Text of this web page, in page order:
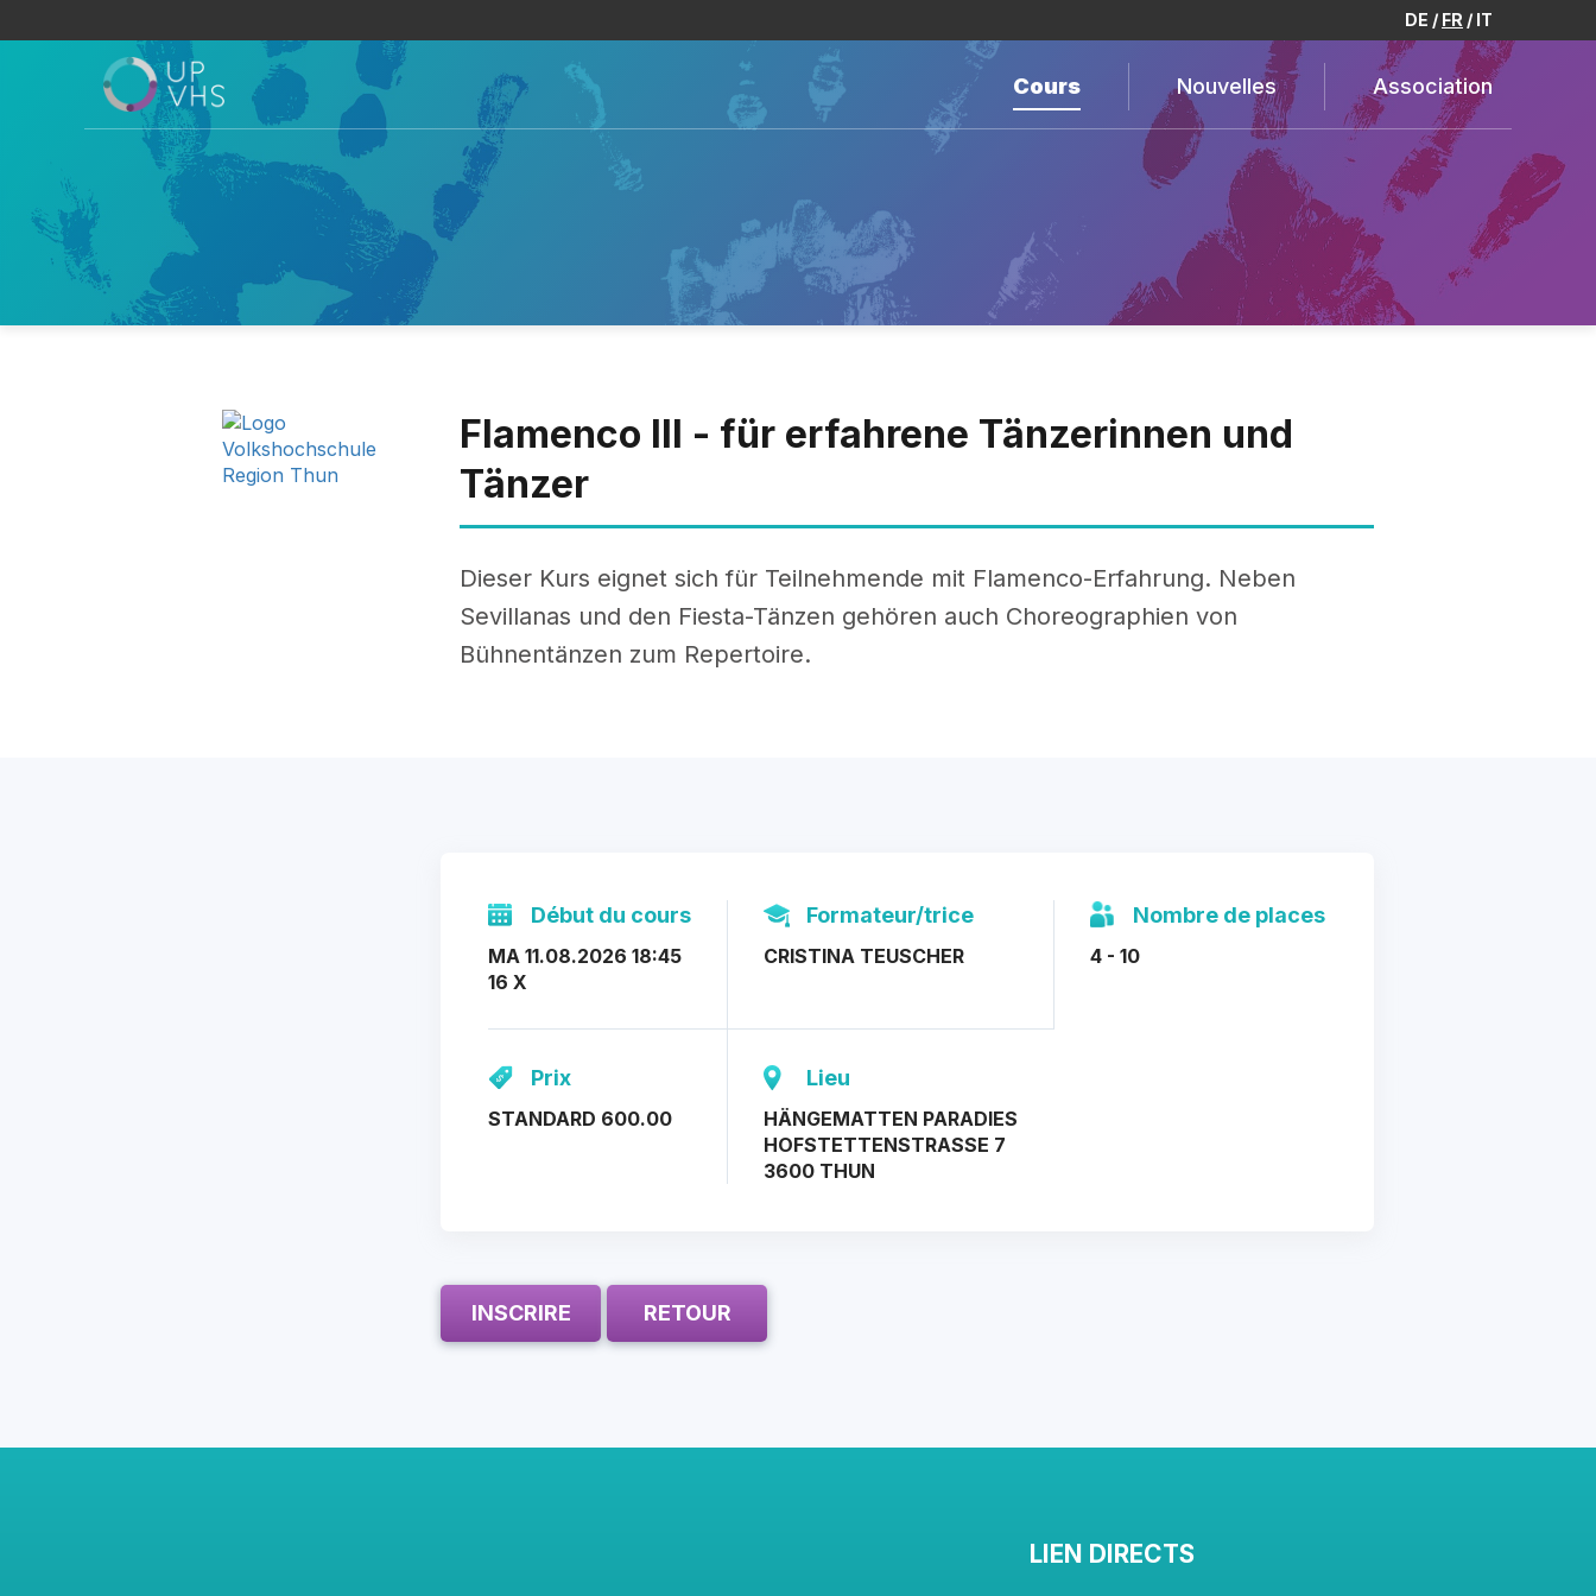
DE FR IT
Cours Nouvelles Association
Flamenco III - für erfahrene Tänzerinnen und
Tänzer
Dieser Kurs eignet sich für Teilnehmende mit Flamenco-Erfahrung. Neben
Sevillanas und den Fiesta-Tänzen gehören auch Choreographien von
Bühnentänzen zum Repertoire.
Début du cours
MA 11.08.2026 18:45
16 X
Formateur/trice
CRISTINA TEUSCHER
Nombre de places
4 - 10
Prix
STANDARD 600.00
Lieu
HÄNGEMATTEN PARADIES
HOFSTETTENSTRASSE 7
3600 THUN
INSCRIRE RETOUR
LIEN DIRECTS